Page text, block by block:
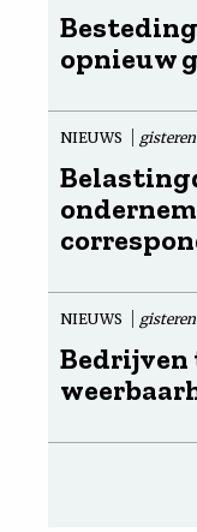
opnieuw
NIEUWS gisteren
NIEUWS gisteren
Bedrijven